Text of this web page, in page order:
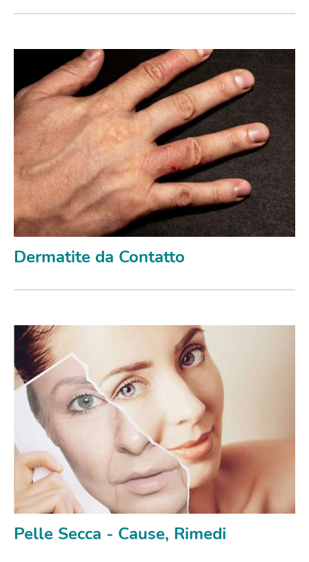
Dermatite da Contatto
Pelle Secca - Cause, Rimedi